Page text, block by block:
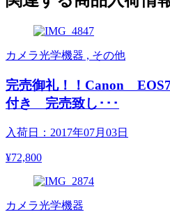
カメラ光学機器 , その他
完売御礼！！Canon
付き 完売致し･･･
入荷日：2017年07月03日
¥72,800
カメラ光学機器